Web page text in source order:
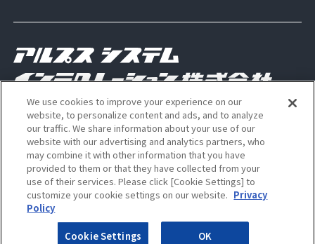
Copyright Alps System Integration Co., Ltd. All
rights reserved
ALSI 公式 Instagram アカウン
ALSI 公式 X アカウント
We use cookies to improve your experience on our
website, to personalize content and ads, and to analyze
our traffic. We share information about your use of our
website with our advertising and analytics partners, who
may combine it with other information that you have
provided to them or that they have collected from your
use of their services. Please click [Cookie Settings] to
customize your cookie settings on our website. Privacy
Policy
Cookie Settings OK